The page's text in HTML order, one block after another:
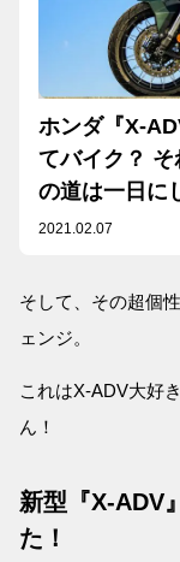
ホンダ『X-
てバイク？
の道は一日に
前編】
2021.02.07
そして、その超個
ェンジ。
これはX-ADV大好
ん！
新型『X-ADV
た！